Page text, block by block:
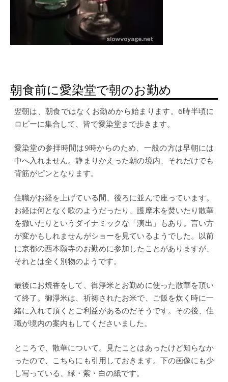
朝食前に愛染堂で朝のお勤め
翌朝は、朝食ではなくお勤めから始まります。6時半頃に
ロビーに集合して、皆で愛染堂まで歩きます。
愛染堂の参拝時間は9時からのため、一般の方は早朝には
中へ入れません。静まりかえった朝の境内、それだけでも
背筋がピンとなります。
住職がお経を上げている間、後ろに並んで座っています。
お経は何となく歌のようだったり、護摩木を焚いたり散華
を撒いたりというダイナミックな「演出」もあり。言い方
が変かもしれませんがショーを見ているようでした。以前
に京都の西本願寺のお勤めに参加したことがありますが、
それとは全く別物のようです。
最後にお焼香をして、御淨米とお勤めに使った散華を頂い
て終了。御淨米は、祈祷されたお米で、ご飯を炊く時に一
緒に入れて頂くとご利益があるのだそうです。その後、住
職が境内の案内もしてくださいました。
ところで、散華について。見たことはあったけど知らなか
ったので、こちらにも引用しておきます。下の画像にも少
し写っている、緑・紫・白の紙です。